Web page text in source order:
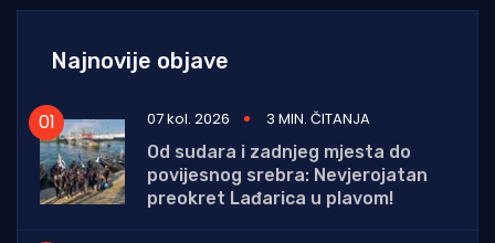
Najnovije objave
07 kol. 2026
3 MIN. ČITANJA
Od sudara i zadnjeg mjesta do
povijesnog srebra: Nevjerojatan
preokret Lađarica u plavom!